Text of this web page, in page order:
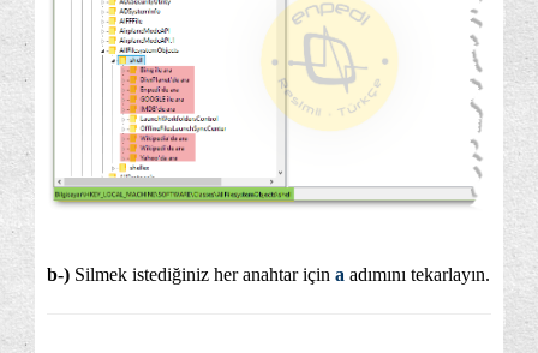
b-) Silmek istediğiniz her anahtar için a adımını tekarlayın.